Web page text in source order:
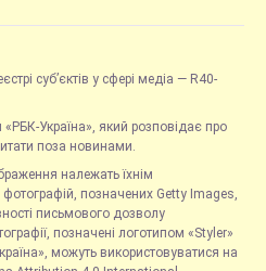
суб’єктів у сфері медіа — R40-
Україна», який розповідає про
поза новинами.
належать їхнім
позначених Getty Images,
письмового дозволу
позначені логотипом «Styler»
можуть використовуватися на